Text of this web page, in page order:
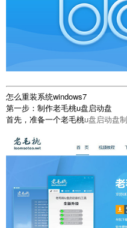
怎么重装系统windows7
第一步：制作老毛桃u盘启动盘
首先，准备一个老毛桃u盘启动盘